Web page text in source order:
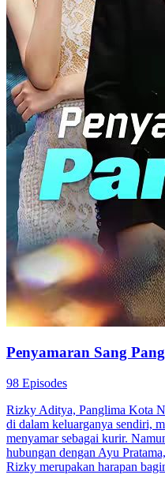
Penyamaran Sang
98 Episodes
Rizky Aditya, Panglima Kota
di dalam keluarganya sendiri,
menyamar sebagai kurir.
hubungan dengan Ayu
Rizky merupakan harapan